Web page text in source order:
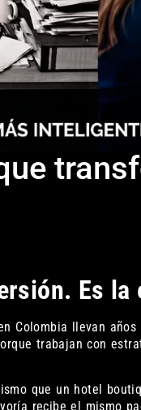
Es la
Colombia llevan
trabajan con
que un hotel
recibe el mismo